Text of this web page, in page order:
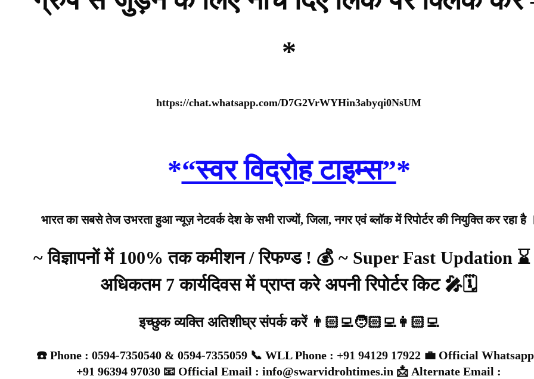
*
https://chat.whatsapp.com/D7G2VrWYHin3abyqi0NsUM
*“स्वर विद्रोह टाइम्स”*
भारत का सबसे तेज उभरता हुआ न्यूज़ नेटवर्क देश के सभी राज्यों, जिला, नगर एवं ब्लॉक में रिपोर्टर की नियुक्ति कर रहा है
~ विज्ञापनों में 100% तक कमीशन / रिफण्ड ! 💰 ~ Super Fast Updation
अधिकतम 7 कार्यदिवस में प्राप्त करे अपनी रिपोर्टर किट 🎤🗓️
इच्छुक व्यक्ति अतिशीघ्र संपर्क करें 👨🏻‍💻🧑🏻‍💻👩🏻‍💻
☎️ Phone : 0594-7350540 & 0594-7355059 📞 WLL Phone : +91 94129 17922 💼 Official
+91 96394 97030 📧 Official Email : info@swarvidrohtimes.in 📩 Alternate Email :